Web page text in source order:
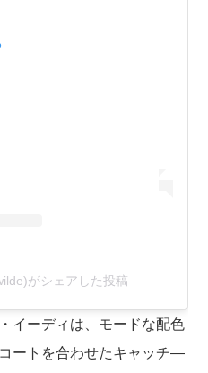
がシェアした投稿
イーディは、モードな配色
ートを合わせたキャッチ―